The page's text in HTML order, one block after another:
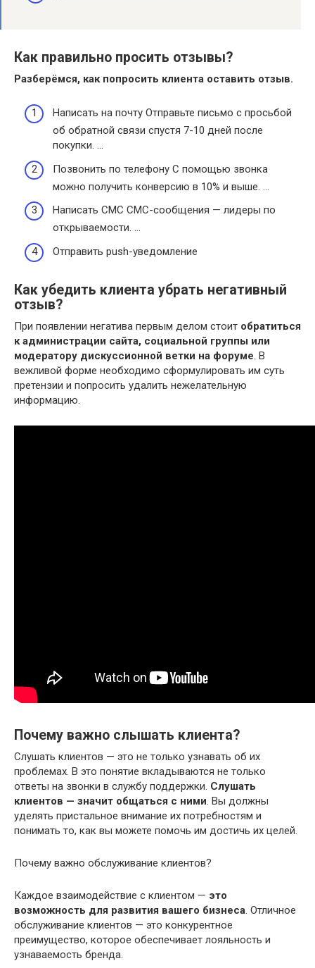
Как правильно просить отзывы?
Разберёмся, как попросить клиента оставить отзыв.
Написать на почту Отправьте письмо с просьбой
об обратной связи спустя 7-10 дней после
покупки. …
Позвонить по телефону С помощью звонка
можно получить конверсию в 10% и выше. …
Написать СМС СМС-сообщения — лидеры по
открываемости. …
Отправить push-уведомление
Как убедить клиента убрать негативный
отзыв?
При появлении негатива первым делом стоит обратиться
к администрации сайта, социальной группы или
модератору дискуссионной ветки на форуме. В
вежливой форме необходимо сформулировать им суть
претензии и попросить удалить нежелательную
информацию.
Почему важно слышать клиента?
Слушать клиентов — это не только узнавать об их
проблемах. В это понятие вкладываются не только
ответы на звонки в службу поддержки. Слушать
клиентов — значит общаться с ними. Вы должны
уделять пристальное внимание их потребностям и
понимать то, как вы можете помочь им достичь их целей.
Почему важно обслуживание клиентов?
Каждое взаимодействие с клиентом — это
возможность для развития вашего бизнеса. Отличное
обслуживание клиентов — это конкурентное
преимущество, которое обеспечивает лояльность и
узнаваемость бренда.